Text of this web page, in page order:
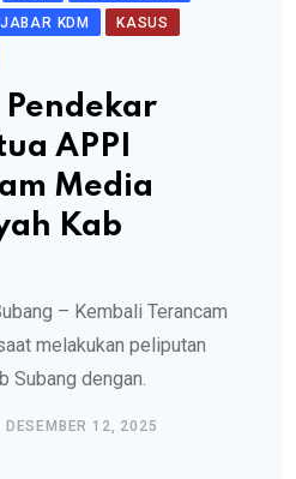
KDM
KASUS
Pendekar
APPI
Media
Kab
– Kembali Terancam
melakukan peliputan
Subang dengan.
DESEMBER 12, 2025